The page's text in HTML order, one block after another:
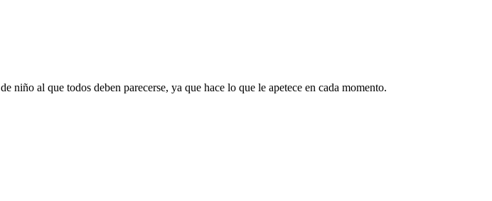
al que todos deben parecerse, ya que hace lo que le apetece en cada momento.